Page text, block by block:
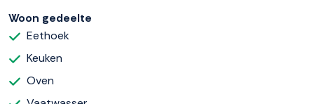
Woon gedeelte
Eethoek
Keuken
Oven